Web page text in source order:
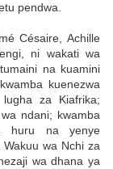
pendwa.
Césaire, Achille
ni wakati wa
na kuamini
kuenezwa
za Kiafrika;
ndani; kwamba
huru na yenye
wa Nchi za
wa dhana ya